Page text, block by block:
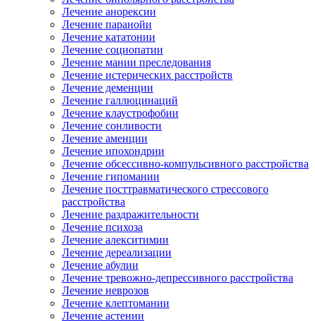
Лечение анорексии
Лечение паранойи
Лечение кататонии
Лечение социопатии
Лечение мании преследования
Лечение истерических расстройств
Лечение деменции
Лечение галлюцинаций
Лечение клаустрофобии
Лечение сонливости
Лечение аменции
Лечение ипохондрии
Лечение обсессивно-компульсивного расстройства
Лечение гипомании
Лечение посттравматического стрессового
расстройства
Лечение раздражительности
Лечение психоза
Лечение алекситимии
Лечение дереализации
Лечение абулии
Лечение тревожно-депрессивного расстройства
Лечение неврозов
Лечение клептомании
Лечение астении